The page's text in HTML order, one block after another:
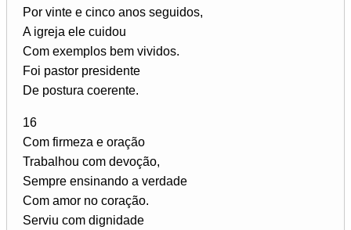
Por vinte e cinco anos seguidos,
A igreja ele cuidou
Com exemplos bem vividos.
Foi pastor presidente
De postura coerente.
16
Com firmeza e oração
Trabalhou com devoção,
Sempre ensinando a verdade
Com amor no coração.
Serviu com dignidade